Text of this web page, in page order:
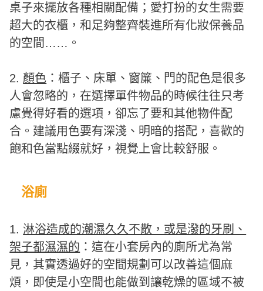
桌子來擺放各種相關配備；愛打扮的女生需要
超大的衣櫃，和足夠整齊裝進所有化妝保養品
的空間……。
2. 顏色 ：櫃子、床單、窗簾、門的配色是很多
人會忽略的，在選擇單件物品的時候往往只考
慮覺得好看的選項，卻忘了要和其他物件配
合。建議用色要有深淺、明暗的搭配，喜歡的
飽和色當點綴就好，視覺上會比較舒服。
浴廁
1. 淋浴造成的潮濕久久不散，或是潑的牙刷、
架子都濕濕的 ：這在小套房內的廁所尤為常
見，其實透過好的空間規劃可以改善這個麻
煩，即使是小空間也能做到讓乾燥的區域不被